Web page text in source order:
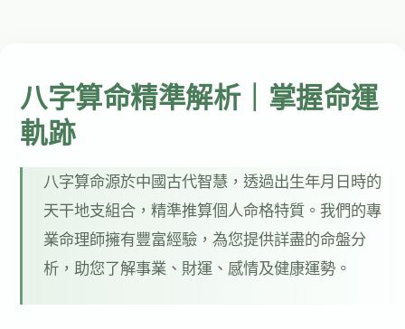
八字算命精準解析｜掌握命運
軌跡
八字算命源於中國古代智慧，透過出生年月日時的
天干地支組合，精準推算個人命格特質。我們的專
業命理師擁有豐富經驗，為您提供詳盡的命盤分
析，助您了解事業、財運、感情及健康運勢。